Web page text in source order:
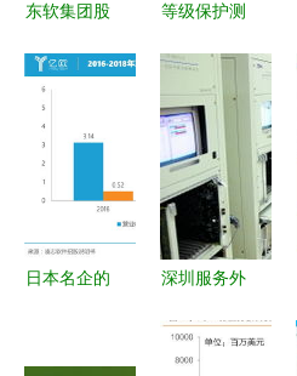
东软集团股
软件外包服
务的挑战与
潜在机遇
等级保护测
设管理 高
风险判定指
引
日本名企的
深圳服务外
出征，共筑